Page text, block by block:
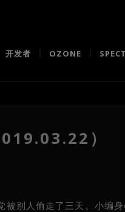
开发者 OZONE
）
别人偷走了三天。小编